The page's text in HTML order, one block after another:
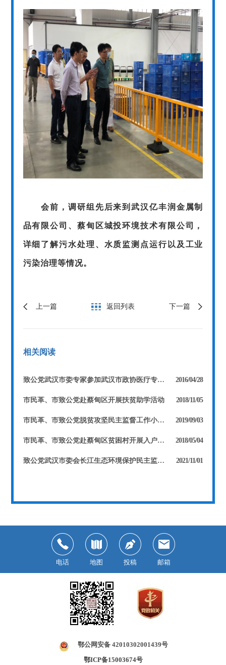
会前，调研组先后来到武汉亿丰润金属制
品有限公司、蔡甸区城投环境技术有限公司，
详细了解污水处理、水质监测点运行以及工业
污染治理等情况。
上一篇 返回列表 下一篇
相关阅读
致公党武汉市委专家参加武汉市政协医疗专项督查工作 2016/04/28
市民革、市致公党赴蔡甸区开展扶贫助学活动 2018/11/05
市民革、市致公党脱贫攻坚民主监督工作小组赴蔡甸开展扶贫慰问工作 2019/09/03
市民革、市致公党赴蔡甸区贫困村开展入户问卷调研 2018/05/04
致公党武汉市委会长江生态环境保护民主监督工作在青山区启动 2021/11/01
电话 地图 投稿 邮箱
鄂公网安备 42010302001439号
鄂ICP备15003674号